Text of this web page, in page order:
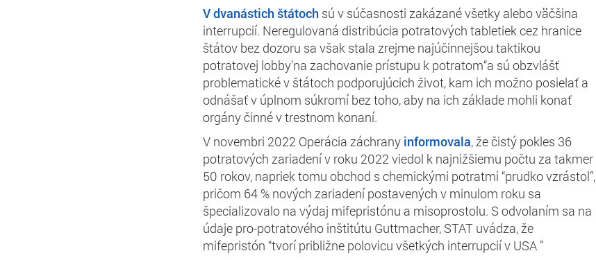
V dvanástich štátoch sú v súčasnosti zakázané všetky alebo väčšina
interrupcií. Neregulovaná distribúcia potratových tabletiek cez hranice
štátov bez dozoru sa však stala zrejme najúčinnejšou taktikou
potratovej lobby’na zachovanie prístupu k potratom“a sú obzvlášť
problematické v štátoch podporujúcich život, kam ich možno posielať a
odnášať v úplnom súkromí bez toho, aby na ich základe mohli konať
orgány činné v trestnom konaní.
V novembri 2022 Operácia záchrany informovala, že čistý pokles 36
potratových zariadení v roku 2022 viedol k najnižšiemu počtu za takmer
50 rokov, napriek tomu obchod s chemickými potratmi “prudko vzrástol”,
pričom 64 % nových zariadení postavených v minulom roku sa
špecializovalo na výdaj mifepristónu a misoprostolu. S odvolaním sa na
údaje pro-potratového inštitútu Guttmacher, STAT uvádza, že
mifepristón “tvorí približne polovicu všetkých interrupcií v USA ”